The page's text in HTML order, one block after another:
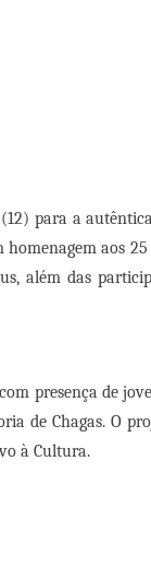
para a
aos
além das
presença de
de Chagas. O
à Cultura.